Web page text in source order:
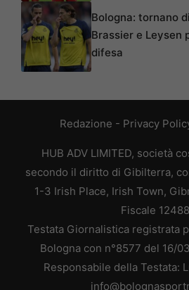
Bologna: tornano
Brassier e Leysen
difesa
Redazione - Privacy
HUB ADV LIMITED, società
secondo il diritto di Gibilterra,
1-3 Irish Place, Irish Town,
Fiscale
Testata Giornalistica registrata
Bologna con n°8577 del 16/
Responsabile della Testata: